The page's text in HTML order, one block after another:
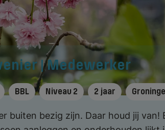
| Medewerker
BBL Niveau 2 2 jaar
buiten bezig zijn. Daar houd jij van!